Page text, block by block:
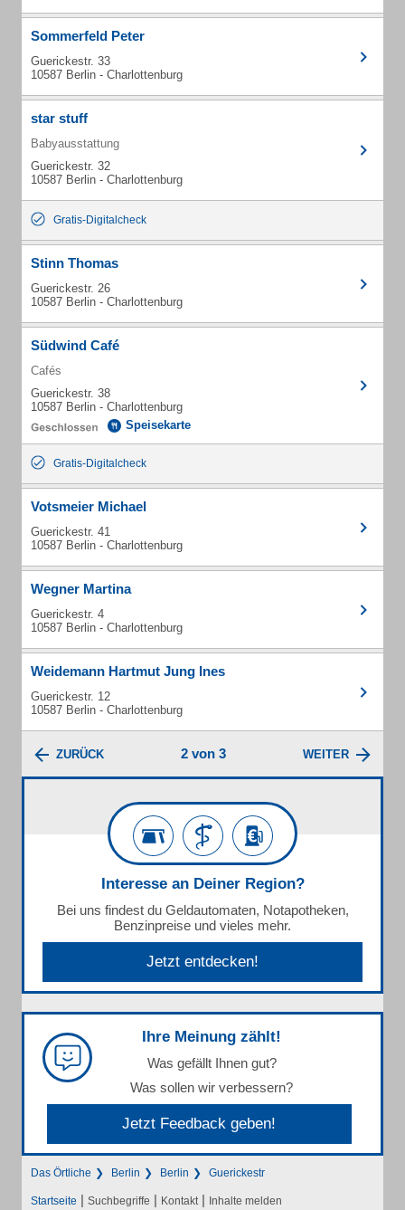
Sommerfeld Peter
Guerickestr. 33
10587 Berlin - Charlottenburg
star stuff
Babyausstattung
Guerickestr. 32
10587 Berlin - Charlottenburg
Gratis-Digitalcheck
Stinn Thomas
Guerickestr. 26
10587 Berlin - Charlottenburg
Südwind Café
Cafés
Guerickestr. 38
10587 Berlin - Charlottenburg
Speisekarte
Gratis-Digitalcheck
Votsmeier Michael
Guerickestr. 41
10587 Berlin - Charlottenburg
Wegner Martina
Guerickestr. 4
10587 Berlin - Charlottenburg
Weidemann Hartmut Jung Ines
Guerickestr. 12
10587 Berlin - Charlottenburg
ZURÜCK 2 von 3 WEITER
Interesse an Deiner Region?
Bei uns findest du Geldautomaten, Notapotheken,
Benzinpreise und vieles mehr.
Jetzt entdecken!
Ihre Meinung zählt!
Was gefällt Ihnen gut?
Was sollen wir verbessern?
Jetzt Feedback geben!
Das Örtliche Berlin Berlin Guerickestr
Startseite | Suchbegriffe | Kontakt | Inhalte melden